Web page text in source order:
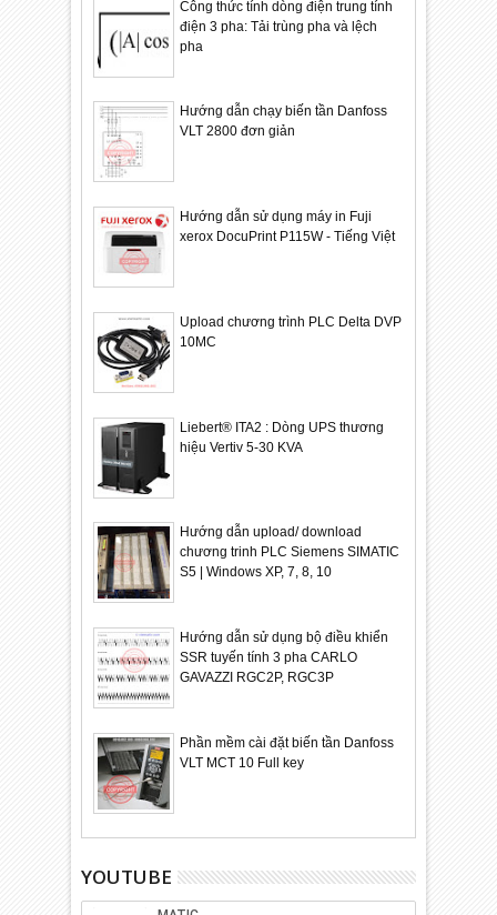
Công thức tính dòng điện trung tính
điện 3 pha: Tải trùng pha và lệch
pha
Hướng dẫn chạy biến tần Danfoss
VLT 2800 đơn giản
Hướng dẫn sử dụng máy in Fuji
xerox DocuPrint P115W - Tiếng Việt
Upload chương trình PLC Delta DVP
10MC
Liebert® ITA2 : Dòng UPS thương
hiệu Vertiv 5-30 KVA
Hướng dẫn upload/ download
chương trinh PLC Siemens SIMATIC
S5 | Windows XP, 7, 8, 10
Hướng dẫn sử dụng bộ điều khiển
SSR tuyến tính 3 pha CARLO
GAVAZZI RGC2P, RGC3P
Phần mềm cài đặt biến tần Danfoss
VLT MCT 10 Full key
YOUTUBE